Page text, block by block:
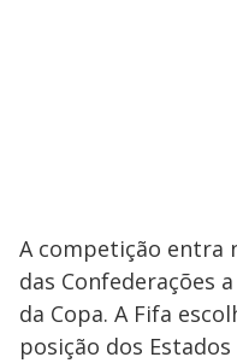
A competição entra
das Confederações
da Copa. A Fifa
posição dos